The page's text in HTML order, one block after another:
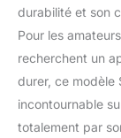
durabilité et son
Pour les
recherchent un
durer, ce modèle
incontournable
totalement par